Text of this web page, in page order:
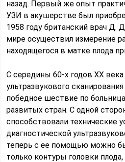
назад. Первый же опыт
УЗИ в акушерстве был
1958 году британский врач Д.
мире осуществил измерение
находящегося в матке плода
С середины 60-х годов XX
ультразвукового
победное шествие по
развитых стран. С одной
способствовали технические
диагностической
теперь с ее помощью можно
только контуры головки